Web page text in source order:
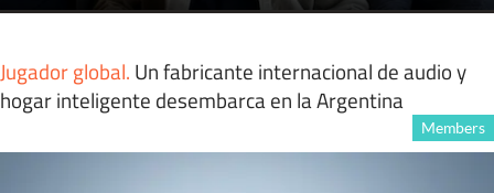
Jugador global. Un fabricante internacional de audio y
hogar inteligente desembarca en la Argentina
Members